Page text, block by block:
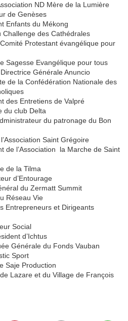
ND Mère de la Lumière
de Genèses
Enfants du Mékong
Challenge des Cathédrales
Protestant évangélique pour
Sagesse Evangélique pour tous
Générale Anuncio
de la Confédération Nationale des
des Entretiens de Valpré
du club Delta
du patronage du Bon
Saint Grégoire
de l’Association la Marche de Saint
de la Tilma
d’Entourage
du Zermatt Summit
Réseau Vie
Entrepreneurs et Dirigeants
Social
d’Ichtus
Générale du Fonds Vauban
Sport
Saje Production
Lazare et du Village de François